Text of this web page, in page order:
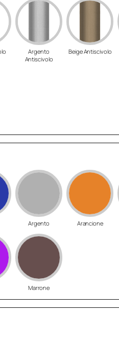
Argento
Antiscivolo
Beige Antiscivolo
Argento Arancione
Marrone